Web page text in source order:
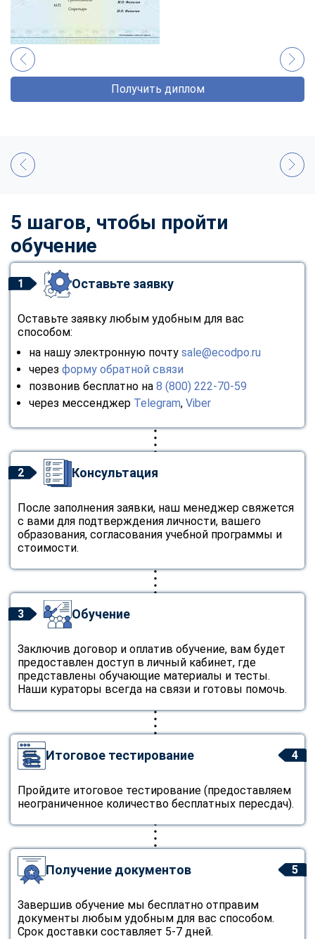
Получить диплом
5 шагов, чтобы пройти
обучение
1 Оставьте заявку
Оставьте заявку любым удобным для вас
способом:
на нашу электронную почту sale@ecodpo.ru
через форму обратной связи
позвонив бесплатно на 8 (800) 222-70-59
через мессенджер Telegram, Viber
2 Консультация
После заполнения заявки, наш менеджер свяжется
с вами для подтверждения личности, вашего
образования, согласования учебной программы и
стоимости.
3 Обучение
Заключив договор и оплатив обучение, вам будет
предоставлен доступ в личный кабинет, где
представлены обучающие материалы и тесты.
Наши кураторы всегда на связи и готовы помочь.
4
Итоговое тестирование
Пройдите итоговое тестирование (предоставляем
неограниченное количество бесплатных пересдач).
5
Получение документов
Завершив обучение мы бесплатно отправим
документы любым удобным для вас способом.
Срок доставки составляет 5-7 дней.